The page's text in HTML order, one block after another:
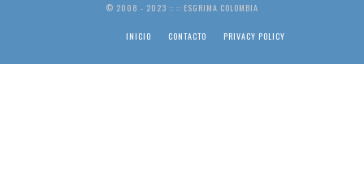
© 2008 - 2023 :: :: ESGRIMA COLOMBIA
INICIO CONTACTO PRIVACY POLICY